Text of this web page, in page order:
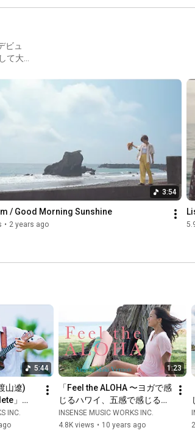
によるジ
によるジャケット・イラスト
ビュ
て大ヒ
。
。 DJ
BS12
を発
歌詞と
3:54
/ Good Morning Sunshine
• 2 years ago
5:44
山遼)
」
INC.
1:23
「Feel the ALOHA 〜ヨガで感
じるハワイ、五感で感じるハ
ワイ〜」ティザー版
INSENSE MUSIC WORKS INC.
4.8K views • 10 years ago